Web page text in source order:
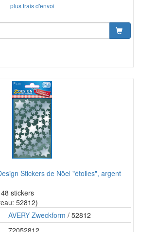
plus frais d'envoi
Stickers de Nöel "étoiles", argent
stickers
52812)
AVERY Zweckform / 52812